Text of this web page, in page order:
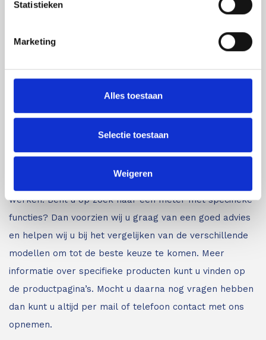
Statistieken
Marketing
Alles toestaan
Selectie toestaan
Weigeren
afstandsmeters en overige inspectie- en
van de producten voorop staan.
Astek is geautoriseerd
louter A-merken. Voor inspectie- en meetapparatuur
van de beste kwaliteit bent u bij ons aan het juiste
aan iedereen die met onze meetapparatuur gaat
werken. Bent u op zoek naar een meter met specifieke
functies? Dan voorzien wij u graag van een goed advies
en helpen wij u bij het vergelijken van de verschillende
modellen om tot de beste keuze te komen. Meer
informatie over specifieke producten kunt u vinden op
de productpagina’s. Mocht u daarna nog vragen hebben
dan kunt u altijd per mail of telefoon contact met ons
opnemen.